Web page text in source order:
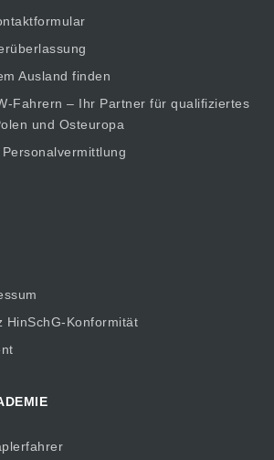
Ausland finden
Fahrern – Ihr Partner für qualifiziertes
und Osteuropa
HinSchG-Konformität